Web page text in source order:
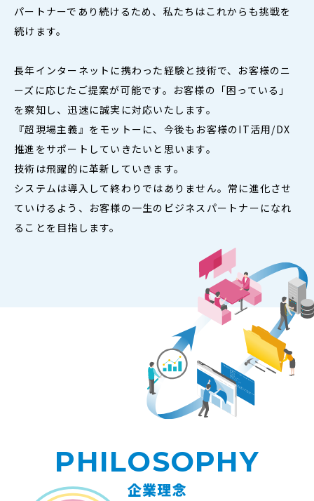
パートナーであり続けるため、私たちはこれからも挑戦を
続けます。
長年インターネットに携わった経験と技術で、お客様のニ
ーズに応じたご提案が可能です。お客様の「困っている」
を察知し、迅速に誠実に対応いたします。
『超現場主義』をモットーに、今後もお客様のIT活用/DX
推進をサポートしていきたいと思います。
技術は飛躍的に革新していきます。
システムは導入して終わりではありません。常に進化させ
ていけるよう、お客様の一生のビジネスパートナーになれ
ることを目指します。
PHILOSOPHY
企業理念